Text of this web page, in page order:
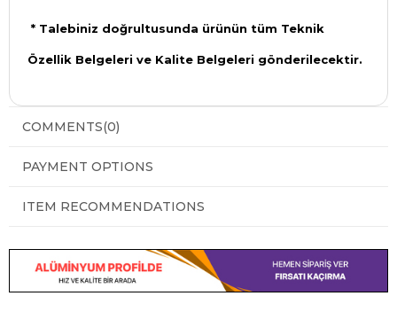
* Talebiniz doğrultusunda ürünün tüm Teknik
Özellik Belgeleri ve Kalite Belgeleri gönderilecektir.
COMMENTS(0)
PAYMENT OPTIONS
ITEM RECOMMENDATIONS